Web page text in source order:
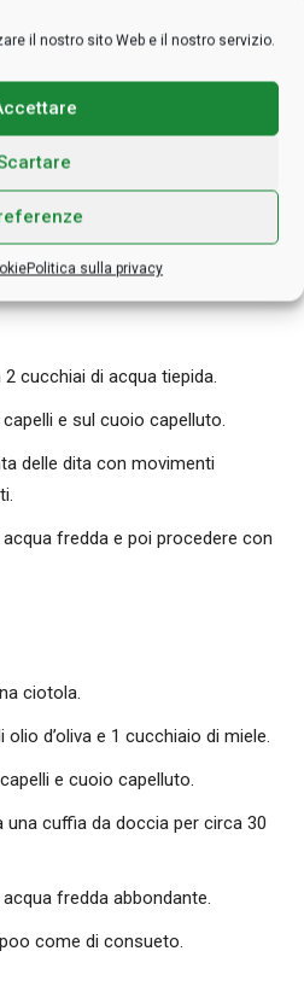
il nostro sito Web e il nostro servizio.
Politica sulla privacy
a base di uova e
non solo a tavola. La ragione
che aiutano a fortificare e
idratazione quando
Procedete in uno dei seguenti
cucchiai di acqua tiepida.
e sul cuoio capelluto.
delle dita con movimenti
fredda e poi procedere con
ciotola.
d’oliva e 1 cucchiaio di miele.
e cuoio capelluto.
cuffia da doccia per circa 30
fredda abbondante.
come di consueto.